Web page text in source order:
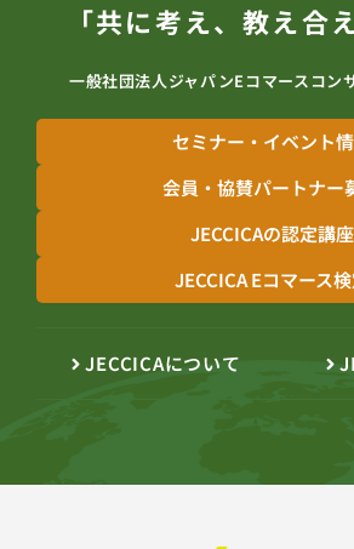
「共に考え、教え合
一般社団法人ジャパンEコマースコン
セミナー・イベント
会員・協賛パートナー
JECCICAの認定講座
JECCICA Eコマース
JECCICAについて